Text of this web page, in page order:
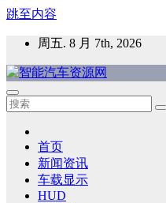
跳至内容
周五. 8 月 7th, 2026
智能汽车资源网
智能表面，智能内饰，新能
首页
新闻资讯
车载显示
HUD